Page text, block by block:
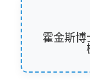
霍金斯